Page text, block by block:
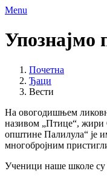
Menu
Упознајмо
Почетна
Ђаци
Вести
На овогодишњем
називом „Птице“, жири
општине Палилула“ је
многобројним
Ученици наше школе су